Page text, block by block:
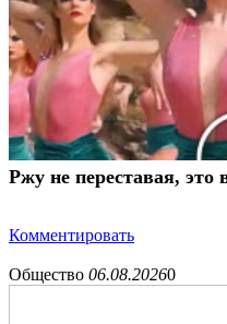
Ржу не переставая, это
Комментировать
Общество 06.08.20260